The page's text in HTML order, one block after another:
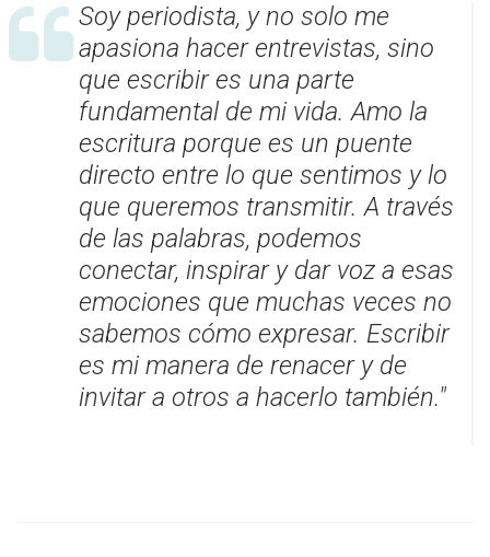
Soy periodista, y no solo me
apasiona hacer entrevistas, sino
que escribir es una parte
fundamental de mi vida. Amo la
escritura porque es un puente
directo entre lo que sentimos y lo
que queremos transmitir. A través
de las palabras, podemos
conectar, inspirar y dar voz a esas
emociones que muchas veces no
sabemos cómo expresar. Escribir
es mi manera de renacer y de
invitar a otros a hacerlo también."